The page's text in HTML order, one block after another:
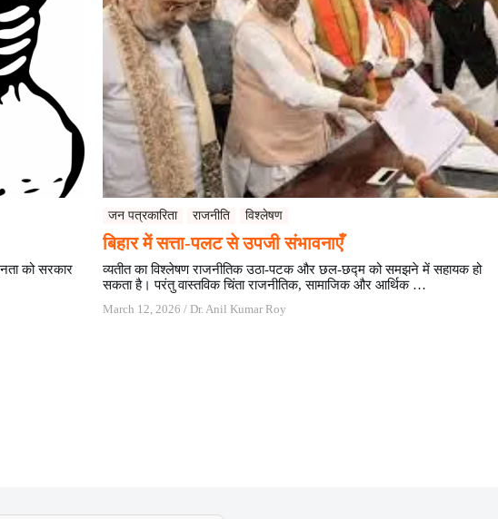
को सरकार
जन पत्रकारिता राजनीति विश्लेषण
बिहार में सत्ता-पलट से उपजी संभावनाएँ
व्यतीत का विश्लेषण राजनीतिक उठा-पटक और छल-छद्म को समझने में सहायक हो
सकता है। परंतु वास्तविक चिंता राजनीतिक, सामाजिक और आर्थिक …
March 12, 2026 / Dr. Anil Kumar Roy